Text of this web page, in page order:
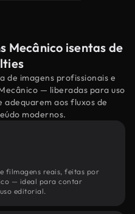
Mecânico isentas de
de imagens profissionais e
— liberadas para uso
aos fluxos de
modernos.
filmagens reais, feitas por
— ideal para contar
editorial.